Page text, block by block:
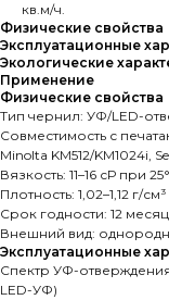
кв.м/ч.
Физические свойства
Эксплуатационные
Экологические
Применение
Физические свойства
Тип чернил: УФ/LED-
Совместимость с
Minolta KM512/KM1024i,
Вязкость: 11–16 сР при
Плотность: 1,02–1,12 г/см³
Срок годности: 12
Внешний вид:
Эксплуатационные
Спектр УФ-
LED-УФ)